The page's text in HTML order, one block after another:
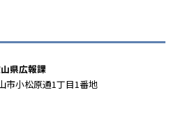
県広報課
小松原通1丁目1番地